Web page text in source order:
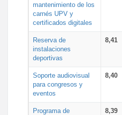
mantenimiento de los
carnés UPV y
certificados digitales
Reserva de
instalaciones
deportivas
8,41
Soporte audiovisual
para congresos y
eventos
8,40
Programa de
8,39